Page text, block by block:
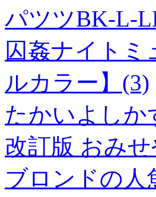
パツツBK-L-
囚姦ナイト
ルカラー】(3)
たかいよしか
改訂版 おみ
ブロンドの人